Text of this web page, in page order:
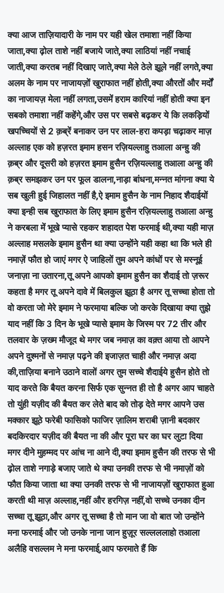
क्या आज ताज़ियादारी के नाम पर यही खेल तमाशा नहीं किया
जाता,क्या ढ़ोल ताशे नहीं बजाये जाते,क्या लाठियां नहीं नचाई
जाती,क्या करतब नहीं दिखाए जाते,क्या मेले ठेले झूले नहीं लगते,क्या
अलम के नाम पर नाजायज़ों खुराफात नहीं होती,क्या औरतों और मर्दों
का नाजायज़ मेला नहीं लगता,उसमें हराम कारियां नहीं होती क्या इन
सबको तमाशा नहीं कहेंगे,और उस पर सबसे बढ़कर ये कि लकड़ियों
खपच्चियों से 2 क़ब्रें बनाकर उन पर लाल-हरा कपड़ा चढ़ाकर माज़
अल्लाह एक को हज़रत इमाम हसन रज़ियल्लाहु तआला अन्हु की
क़ब्र और दूसरी को हज़रत इमाम हुसैन रज़ियल्लाहु तआला अन्हु की
क़ब्र समझकर उन पर फूल डालना,नाड़ा बांधना,मन्नत मांगना क्या ये
सब खुली हुई जिहालत नहीं है,ऐ इमाम हुसैन के नाम निहाद शैदाईयों
क्या इन्ही सब खुराफात के लिए इमाम हुसैन रज़ियल्लाहु तआला अन्हु
ने करबला में भूखे प्यासे रहकर शहादत पेश फरमाई थी,क्या यही माज़
अल्लाह मसलके इमाम हुसैन था क्या उन्होंने यही कहा था कि भले ही
नमाज़ें फौत हो जाएं मगर ऐ जाहिलों तुम अपने कांधों पर से मस्नूई
जनाज़ा ना उतारना,तू अपने आपको इमाम हुसैन का शैदाई तो ज़रूर
कहता है मगर तू अपने दावे में बिलकुल झूठा है अगर तू सच्चा होता तो
वो करता जो मेरे इमाम ने फरमाया बल्कि जो करके दिखाया क्या तुझे
याद नहीं कि 3 दिन के भूखे प्यासे इमाम के जिस्म पर 72 तीर और
तलवार के ज़ख्म मौजूद थे मगर जब नमाज़ का वक़्त आया तो आपने
अपने दुश्मनों से नमाज़ पढ़ने की इजाज़त चाही और नमाज़ अदा
की,ताज़िया बनाने उठाने वालों अगर तुम सच्चे शैदाईये हुसैन होते तो
याद करते कि बैयत करना सिर्फ एक सुन्नत ही तो है अगर आप चाहते
तो युंही यज़ीद की बैयत कर लेते बाद को तोड़ देते मगर आपने उस
मक्कार झूठे फरेबी फासिको फाजिर ज़ालिम शराबी ज़ानी बदकार
बदकिरदार यज़ीद की बैयत ना की और पूरा घर का घर लुटा दिया
मगर दीने मुहम्मद पर आंच ना आने दी,क्या इमाम हुसैन की तरफ से भी
ढ़ोल ताशे नगाड़े बजाए जाते थे क्या उनकी तरफ से भी नमाज़ों को
फौत किया जाता था क्या उनकी तरफ से भी नाजायज़ों खुराफात हुआ
करती थी माज़ अल्लाह,नहीं और हरगिज़ नहीं,वो सच्चे उनका दीन
सच्चा तू झूठा,और अगर तू सच्चा है तो मान जा वो बात जो उन्होंने
मना फरमाई और जो उनके नाना जान हुज़ूर सल्लललाहो तआला
अलैहि वसल्लम ने मना फरमाई,आप फरमाते हैं कि